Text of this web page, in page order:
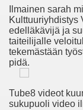
Ilmainen sarah
Kulttuuriyhdistys
edelläkävijä ja
taiteilijalle
tekemästään
pidä.
Tube8 videot
sukupuoli video
Sexchat
Pojkar, Feed
Kalenterissa